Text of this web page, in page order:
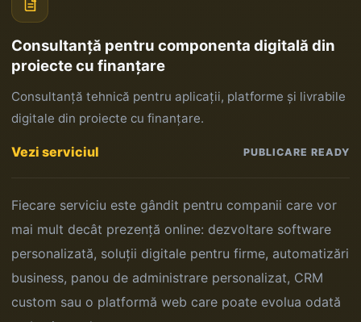
Consultanță pentru componenta digitală din
proiecte cu finanțare
Consultanță tehnică pentru aplicații, platforme și livrabile
digitale din proiecte cu finanțare.
Vezi serviciul PUBLICARE READY
Fiecare serviciu este gândit pentru companii care vor
mai mult decât prezență online: dezvoltare software
personalizată, soluții digitale pentru firme, automatizări
business, panou de administrare personalizat, CRM
custom sau o platformă web care poate evolua odată